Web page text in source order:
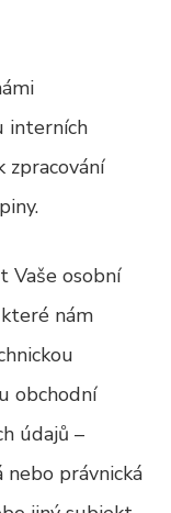
interních
zpracování
Vaše osobní
nám
obchodní
údajů –
nebo právnická